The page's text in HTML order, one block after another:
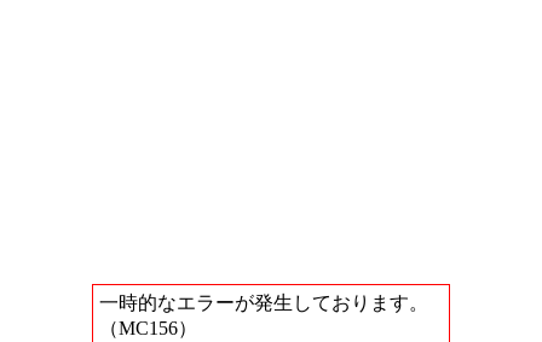
一時的なエラーが発生しております。
（MC156）